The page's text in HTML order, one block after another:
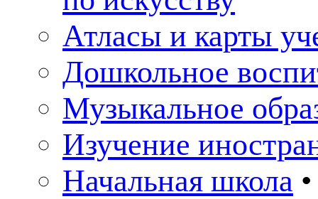
Атласы и карты
Дошкольное
Музыкальное
Изучение
Начальная школа •